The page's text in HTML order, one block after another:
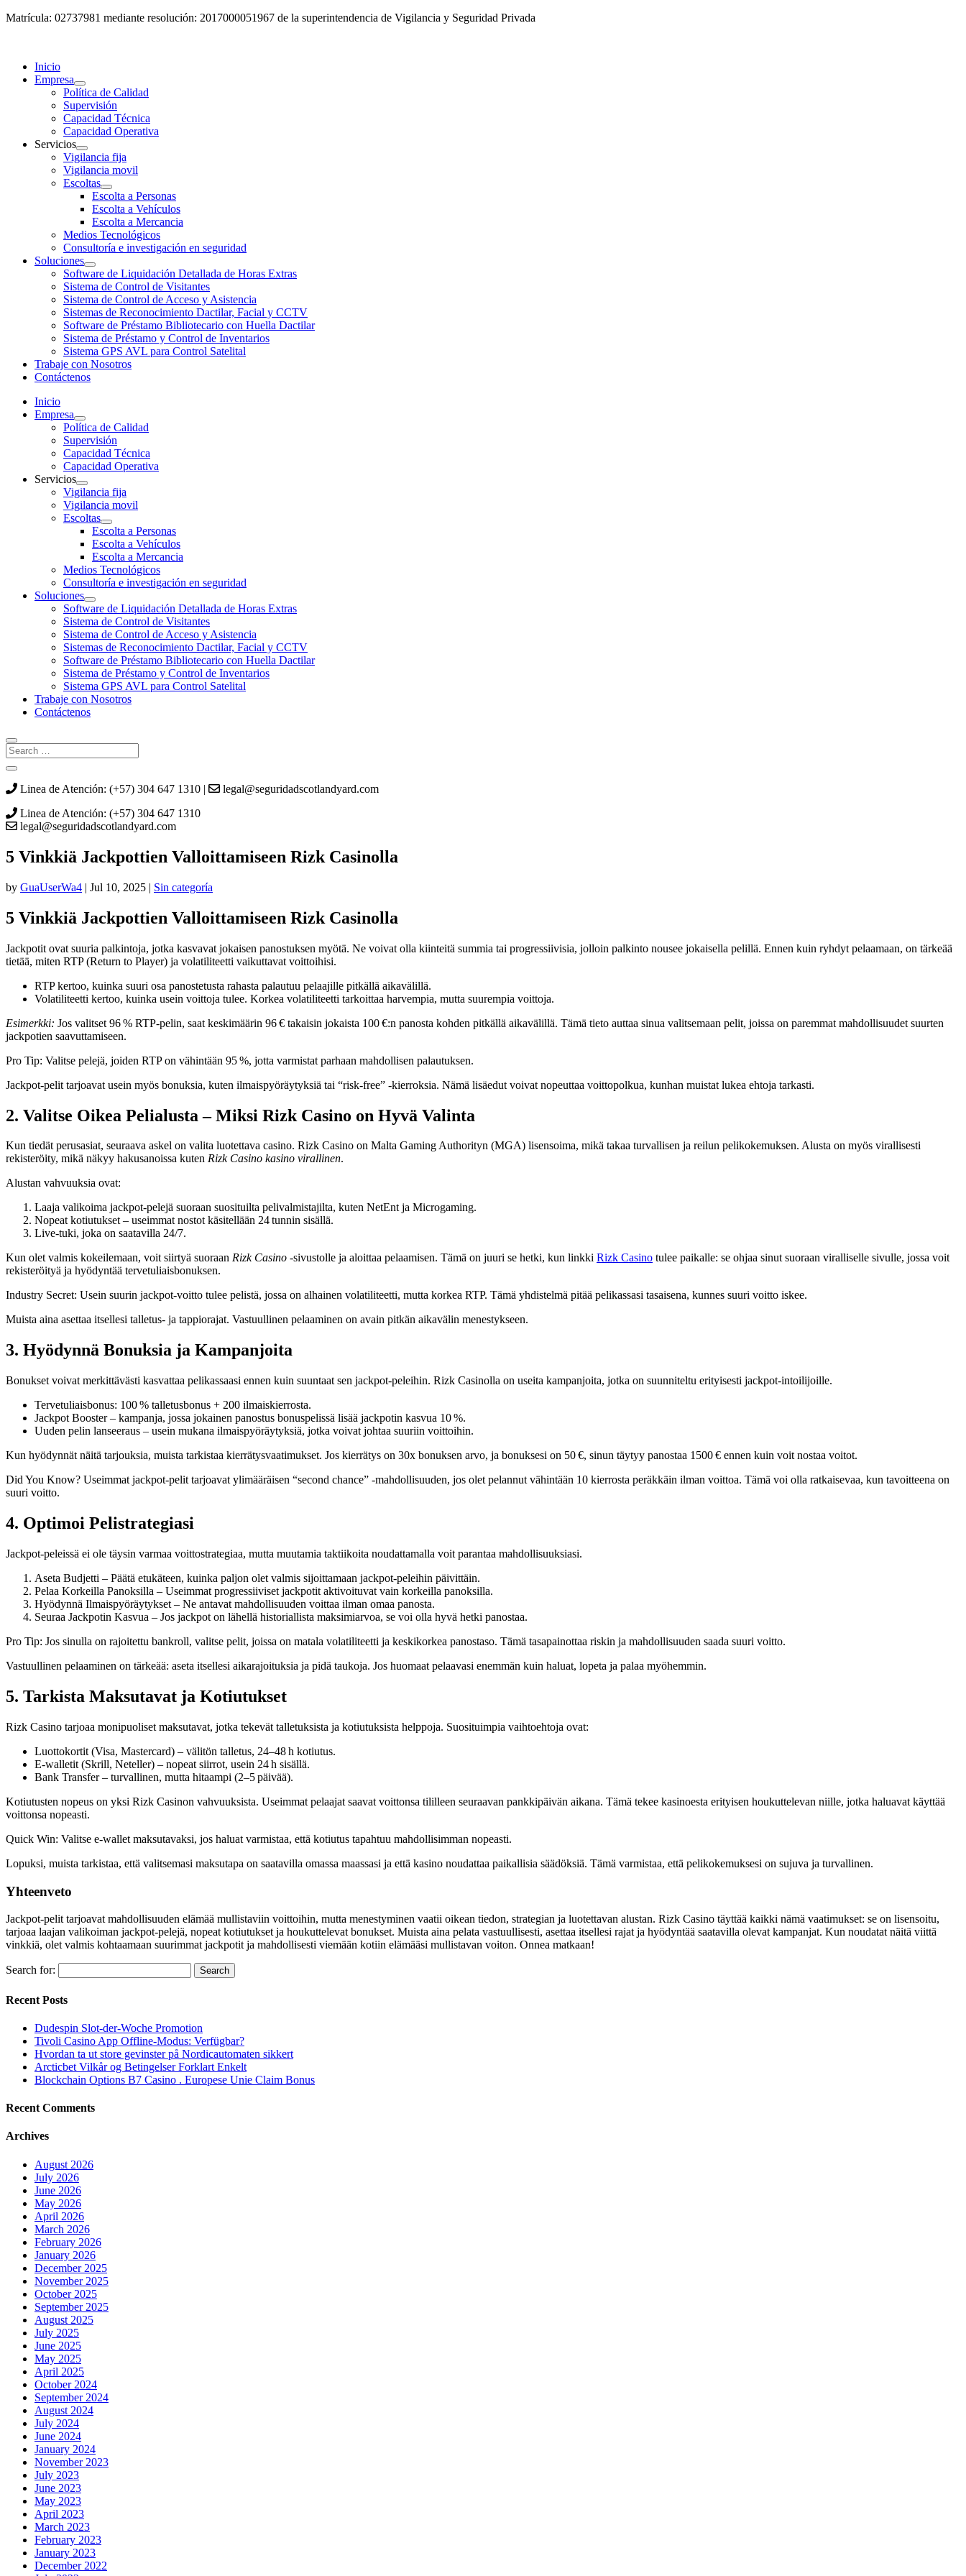
Matrícula: 02737981 mediante resolución: 2017000051967 de la superintendencia de Vigilancia y Seguridad Privada
Inicio
Empresa
Política de Calidad
Supervisión
Capacidad Técnica
Capacidad Operativa
Servicios
Vigilancia fija
Vigilancia movil
Escoltas
Escolta a Personas
Escolta a Vehículos
Escolta a Mercancia
Medios Tecnológicos
Consultoría e investigación en seguridad
Soluciones
Software de Liquidación Detallada de Horas Extras
Sistema de Control de Visitantes
Sistema de Control de Acceso y Asistencia
Sistemas de Reconocimiento Dactilar, Facial y CCTV
Software de Préstamo Bibliotecario con Huella Dactilar
Sistema de Préstamo y Control de Inventarios
Sistema GPS AVL para Control Satelital
Trabaje con Nosotros
Contáctenos
Inicio
Empresa
Política de Calidad
Supervisión
Capacidad Técnica
Capacidad Operativa
Servicios
Vigilancia fija
Vigilancia movil
Escoltas
Escolta a Personas
Escolta a Vehículos
Escolta a Mercancia
Medios Tecnológicos
Consultoría e investigación en seguridad
Soluciones
Software de Liquidación Detallada de Horas Extras
Sistema de Control de Visitantes
Sistema de Control de Acceso y Asistencia
Sistemas de Reconocimiento Dactilar, Facial y CCTV
Software de Préstamo Bibliotecario con Huella Dactilar
Sistema de Préstamo y Control de Inventarios
Sistema GPS AVL para Control Satelital
Trabaje con Nosotros
Contáctenos
Linea de Atención: (+57) 304 647 1310 |
legal@seguridadscotlandyard.com
Linea de Atención: (+57) 304 647 1310
legal@seguridadscotlandyard.com
5 Vinkkiä Jackpottien Valloittamiseen Rizk Casinolla
by GuaUserWa4 | Jul 10, 2025 | Sin categoría
5 Vinkkiä Jackpottien Valloittamiseen Rizk Casinolla
Jackpotit ovat suuria palkintoja, jotka kasvavat jokaisen panostuksen myötä. Ne voivat olla kiinteitä summia tai progressiivisia, jolloin palkinto nousee jokaisella pelillä. Ennen kuin ryhdyt pelaamaan, on tärkeää
tietää, miten RTP (Return to Player) ja volatiliteetti vaikuttavat voittoihisi.
RTP kertoo, kuinka suuri osa panostetusta rahasta palautuu pelaajille pitkällä aikavälillä.
Volatiliteetti kertoo, kuinka usein voittoja tulee. Korkea volatiliteetti tarkoittaa harvempia, mutta suurempia voittoja.
Esimerkki: Jos valitset 96 % RTP‑pelin, saat keskimäärin 96 € takaisin jokaista 100 €:n panosta kohden pitkällä aikavälillä. Tämä tieto auttaa sinua valitsemaan pelit, joissa on paremmat mahdollisuudet suurten
jackpotien saavuttamiseen.
Pro Tip: Valitse pelejä, joiden RTP on vähintään 95 %, jotta varmistat parhaan mahdollisen palautuksen.
Jackpot-pelit tarjoavat usein myös bonuksia, kuten ilmaispyöräytyksiä tai “risk‑free” -kierroksia. Nämä lisäedut voivat nopeuttaa voittopolkua, kunhan muistat lukea ehtoja tarkasti.
2. Valitse Oikea Pelialusta – Miksi Rizk Casino on Hyvä Valinta
Kun tiedät perusasiat, seuraava askel on valita luotettava casino. Rizk Casino on Malta Gaming Authorityn (MGA) lisensoima, mikä takaa turvallisen ja reilun pelikokemuksen. Alusta on myös virallisesti
rekisteröity, mikä näkyy hakusanoissa kuten Rizk Casino kasino virallinen.
Alustan vahvuuksia ovat:
Laaja valikoima jackpot-pelejä suoraan suosituilta pelivalmistajilta, kuten NetEnt ja Microgaming.
Nopeat kotiutukset – useimmat nostot käsitellään 24 tunnin sisällä.
Live‑tuki, joka on saatavilla 24/7.
Kun olet valmis kokeilemaan, voit siirtyä suoraan Rizk Casino -sivustolle ja aloittaa pelaamisen. Tämä on juuri se hetki, kun linkki Rizk Casino tulee paikalle: se ohjaa sinut suoraan viralliselle sivulle, jossa voit
rekisteröityä ja hyödyntää tervetuliaisbonuksen.
Industry Secret: Usein suurin jackpot-voitto tulee pelistä, jossa on alhainen volatiliteetti, mutta korkea RTP. Tämä yhdistelmä pitää pelikassasi tasaisena, kunnes suuri voitto iskee.
Muista aina asettaa itsellesi talletus- ja tappiorajat. Vastuullinen pelaaminen on avain pitkän aikavälin menestykseen.
3. Hyödynnä Bonuksia ja Kampanjoita
Bonukset voivat merkittävästi kasvattaa pelikassaasi ennen kuin suuntaat sen jackpot-peleihin. Rizk Casinolla on useita kampanjoita, jotka on suunniteltu erityisesti jackpot-intoilijoille.
Tervetuliaisbonus: 100 % talletusbonus + 200 ilmaiskierrosta.
Jackpot Booster – kampanja, jossa jokainen panostus bonuspelissä lisää jackpotin kasvua 10 %.
Uuden pelin lanseeraus – usein mukana ilmaispyöräytyksiä, jotka voivat johtaa suuriin voittoihin.
Kun hyödynnät näitä tarjouksia, muista tarkistaa kierrätysvaatimukset. Jos kierrätys on 30x bonuksen arvo, ja bonuksesi on 50 €, sinun täytyy panostaa 1500 € ennen kuin voit nostaa voitot.
Did You Know? Useimmat jackpot-pelit tarjoavat ylimääräisen “second chance” -mahdollisuuden, jos olet pelannut vähintään 10 kierrosta peräkkäin ilman voittoa. Tämä voi olla ratkaisevaa, kun tavoitteena on
suuri voitto.
4. Optimoi Pelistrategiasi
Jackpot-peleissä ei ole täysin varmaa voittostrategiaa, mutta muutamia taktiikoita noudattamalla voit parantaa mahdollisuuksiasi.
Aseta Budjetti – Päätä etukäteen, kuinka paljon olet valmis sijoittamaan jackpot-peleihin päivittäin.
Pelaa Korkeilla Panoksilla – Useimmat progressiiviset jackpotit aktivoituvat vain korkeilla panoksilla.
Hyödynnä Ilmaispyöräytykset – Ne antavat mahdollisuuden voittaa ilman omaa panosta.
Seuraa Jackpotin Kasvua – Jos jackpot on lähellä historiallista maksimiarvoa, se voi olla hyvä hetki panostaa.
Pro Tip: Jos sinulla on rajoitettu bankroll, valitse pelit, joissa on matala volatiliteetti ja keskikorkea panostaso. Tämä tasapainottaa riskin ja mahdollisuuden saada suuri voitto.
Vastuullinen pelaaminen on tärkeää: aseta itsellesi aikarajoituksia ja pidä taukoja. Jos huomaat pelaavasi enemmän kuin haluat, lopeta ja palaa myöhemmin.
5. Tarkista Maksutavat ja Kotiutukset
Rizk Casino tarjoaa monipuoliset maksutavat, jotka tekevät talletuksista ja kotiutuksista helppoja. Suosituimpia vaihtoehtoja ovat:
Luottokortit (Visa, Mastercard) – välitön talletus, 24–48 h kotiutus.
E-walletit (Skrill, Neteller) – nopeat siirrot, usein 24 h sisällä.
Bank Transfer – turvallinen, mutta hitaampi (2–5 päivää).
Kotiutusten nopeus on yksi Rizk Casinon vahvuuksista. Useimmat pelaajat saavat voittonsa tililleen seuraavan pankkipäivän aikana. Tämä tekee kasinoesta erityisen houkuttelevan niille, jotka haluavat käyttää
voittonsa nopeasti.
Quick Win: Valitse e-wallet maksutavaksi, jos haluat varmistaa, että kotiutus tapahtuu mahdollisimman nopeasti.
Lopuksi, muista tarkistaa, että valitsemasi maksutapa on saatavilla omassa maassasi ja että kasino noudattaa paikallisia säädöksiä. Tämä varmistaa, että pelikokemuksesi on sujuva ja turvallinen.
Yhteenveto
Jackpot-pelit tarjoavat mahdollisuuden elämää mullistaviin voittoihin, mutta menestyminen vaatii oikean tiedon, strategian ja luotettavan alustan. Rizk Casino täyttää kaikki nämä vaatimukset: se on lisensoitu,
tarjoaa laajan valikoiman jackpot-pelejä, nopeat kotiutukset ja houkuttelevat bonukset. Muista aina pelata vastuullisesti, asettaa itsellesi rajat ja hyödyntää saatavilla olevat kampanjat. Kun noudatat näitä viittä
vinkkiä, olet valmis kohtaamaan suurimmat jackpotit ja mahdollisesti viemään kotiin elämääsi mullistavan voiton. Onnea matkaan!
Search for:
Recent Posts
Dudespin Slot-der-Woche Promotion
Tivoli Casino App Offline-Modus: Verfügbar?
Hvordan ta ut store gevinster på Nordicautomaten sikkert
Arcticbet Vilkår og Betingelser Forklart Enkelt
Blockchain Options B7 Casino . Europese Unie Claim Bonus
Recent Comments
Archives
August 2026
July 2026
June 2026
May 2026
April 2026
March 2026
February 2026
January 2026
December 2025
November 2025
October 2025
September 2025
August 2025
July 2025
June 2025
May 2025
April 2025
October 2024
September 2024
August 2024
July 2024
June 2024
January 2024
November 2023
July 2023
June 2023
May 2023
April 2023
March 2023
February 2023
January 2023
December 2022